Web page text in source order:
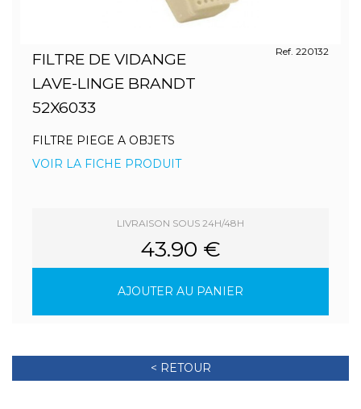
FILTRE DE VIDANGE
LAVE-LINGE BRANDT
52X6033
Ref. 220132
FILTRE PIEGE A OBJETS
VOIR LA FICHE PRODUIT
LIVRAISON SOUS 24H/48H
43.90 €
AJOUTER AU PANIER
< RETOUR